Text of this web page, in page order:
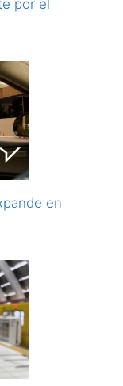
por el
en